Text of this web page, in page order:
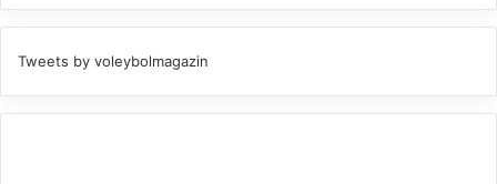
Tweets by voleybolmagazin